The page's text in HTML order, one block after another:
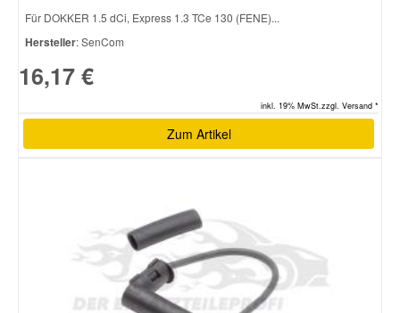
Für DOKKER 1.5 dCi, Express 1.3 TCe 130 (FENE)...
Hersteller: SenCom
16,17 €
inkl. 19% MwSt.zzgl. Versand *
Zum Artikel